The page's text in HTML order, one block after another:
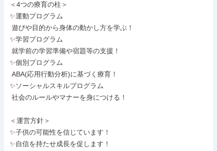
＜4つの療育の柱＞
✨運動プログラム
✨学習プログラム
✨個別プログラム
✨ソーシャルスキルプログラム
＜運営方針＞
✨子供の可能性を信じています！
✨自信を持たせ成長を促します！